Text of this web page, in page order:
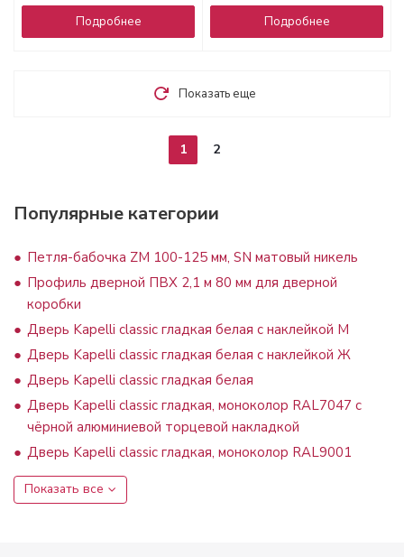
Подробнее Подробнее
Показать еще
1 2
Популярные категории
Петля-бабочка ZM 100-125 мм, SN матовый никель
Профиль дверной ПВХ 2,1 м 80 мм для дверной
коробки
Дверь Kapelli classic гладкая белая с наклейкой М
Дверь Kapelli classic гладкая белая с наклейкой Ж
Дверь Kapelli classic гладкая белая
Дверь Kapelli classic гладкая, моноколор RAL7047 с
чёрной алюминиевой торцевой накладкой
Дверь Kapelli classic гладкая, моноколор RAL9001
Показать все